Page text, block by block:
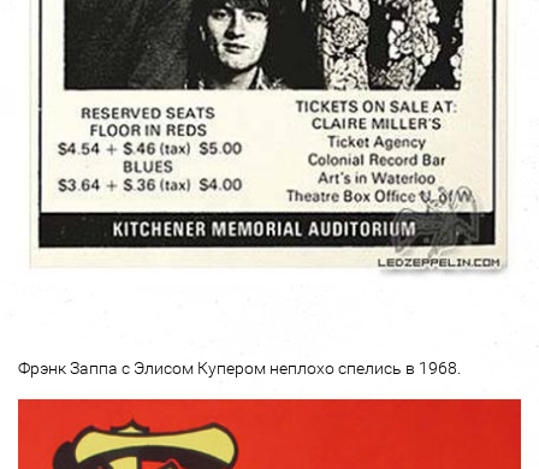
Фрэнк Заппа с Элисом Купером неплохо спелись в 1968.